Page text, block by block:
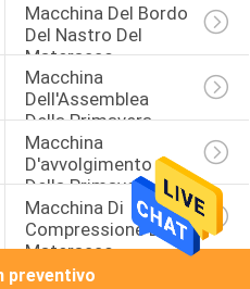
Macchina Del Bordo
Del Nastro Del
Materasso
Macchina
Dell'Assemblea
Della Primavera
Macchina
D'avvolgimento
Della Primavera Del
Materasso
Macchina Di
Compressione Del
Materasso
preventivo